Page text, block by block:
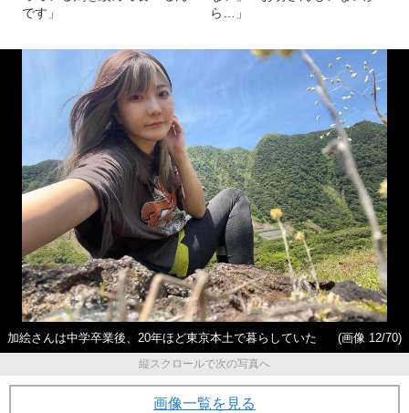
です」
ら…」
加絵さんは中学卒業後、20年ほど東京本土で暮らしていた
(画像 12/70)
縦スクロールで次の写真へ
画像一覧を見る